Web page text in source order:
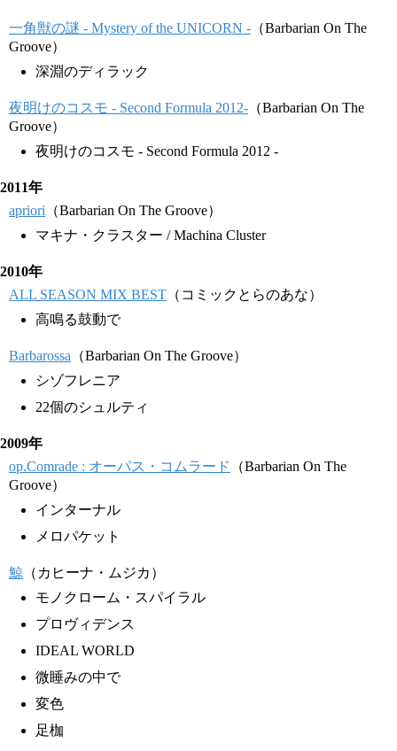
一角獣の謎 - Mystery of the UNICORN - （Barbarian On The
Groove）
深淵のディラック
夜明けのコスモ - Second Formula 2012- （Barbarian On The
Groove）
夜明けのコスモ - Second Formula 2012 -
2011年
apriori （Barbarian On The Groove）
マキナ・クラスター / Machina Cluster
2010年
ALL SEASON MIX BEST （コミックとらのあな）
高鳴る鼓動で
Barbarossa （Barbarian On The Groove）
シゾフレニア
22個のシュルティ
2009年
op.Comrade : オーパス・コムラード
（Barbarian On The
Groove）
インターナル
メロパケット
鯨 （カヒーナ・ムジカ）
モノクローム・スパイラル
プロヴィデンス
IDEAL WORLD
微睡みの中で
変色
足枷